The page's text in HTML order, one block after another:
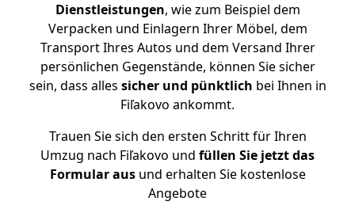
Dienstleistungen, wie zum Beispiel dem
Verpacken und Einlagern Ihrer Möbel, dem
Transport Ihres Autos und dem Versand Ihrer
persönlichen Gegenstände, können Sie sicher
sein, dass alles sicher und pünktlich bei Ihnen in
Fiľakovo ankommt.
Trauen Sie sich den ersten Schritt für Ihren
Umzug nach Fiľakovo und füllen Sie jetzt das
Formular ausund erhalten Sie kostenlose
Angebote